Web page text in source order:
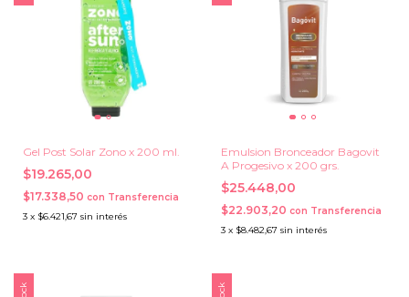
Gel Post Solar Zono x 200 ml.
$19.265,00
$17.338,50 con Transferencia
3 x $6.421,67 sin interés
Emulsion Bronceador Bagovit
A Progesivo x 200 grs.
$25.448,00
$22.903,20 con Transferencia
3 x $8.482,67 sin interés